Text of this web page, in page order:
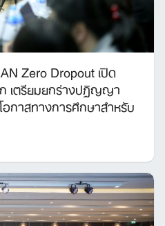
Zero Dropout เปิด
เตรียมยกร่างปฏิญญา
กาสทางการศึกษาสำหรับ